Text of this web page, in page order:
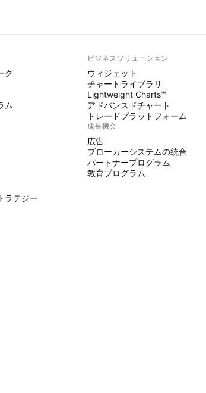
ク
ム
ラテジー
ビジネスソリューション
ウィジェット
チャートライブラリ
Lightweight Charts™
アドバンスドチャート
トレードプラットフォーム
成長機会
広告
ブローカーシステムの統合
パートナープログラム
教育プログラム